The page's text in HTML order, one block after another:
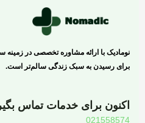
نومادیک با ارائه مشاوره تخصصی در زمینه
برای رسیدن به سبک زندگی سالم‌تر است.
اکنون برای خدمات تماس
021558574